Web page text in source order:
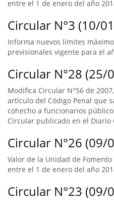
entre el 1 de enero del año
Circular N°3 (10/
Informa nuevos límites
previsionales vigente para el
Circular N°28 (25/
Modifica Circular N°56 de
artículo del Código Penal que
cohecho a funcionarios
Circular publicado en el Diario
Circular N°26 (09/
Valor de la Unidad de
entre el 1 de enero del año
Circular N°23 (09/